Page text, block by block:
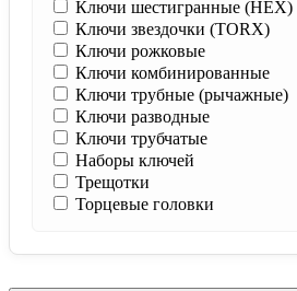
Ключи шестигранные (HEX)
Ключи звездочки (TORX)
Ключи рожковые
Ключи комбинированные
Ключи трубные (рычажные)
Ключи разводные
Ключи трубчатые
Наборы ключей
Трещотки
Торцевые головки